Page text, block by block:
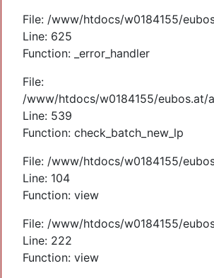
File: /www/htdocs/w0184155/
Line: 625
Function: _error_handler
File:
/www/htdocs/w0184155/
Line: 539
Function: check_batch_new_lp
File: /www/htdocs/w0184155/
Line: 104
Function: view
File: /www/htdocs/w0184155/
Line: 222
Function: view